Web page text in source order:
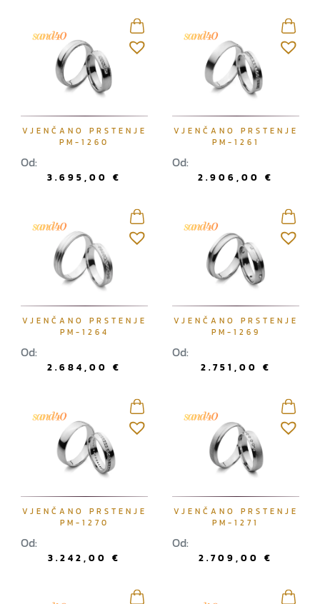
VJENČANO PRSTENJE
PM-1260
Od:
3.695,00 €
VJENČANO PRSTENJE
PM-1261
Od:
2.906,00 €
VJENČANO PRSTENJE
PM-1264
Od:
2.684,00 €
VJENČANO PRSTENJE
PM-1269
Od:
2.751,00 €
VJENČANO PRSTENJE
PM-1270
Od:
3.242,00 €
VJENČANO PRSTENJE
PM-1271
Od:
2.709,00 €